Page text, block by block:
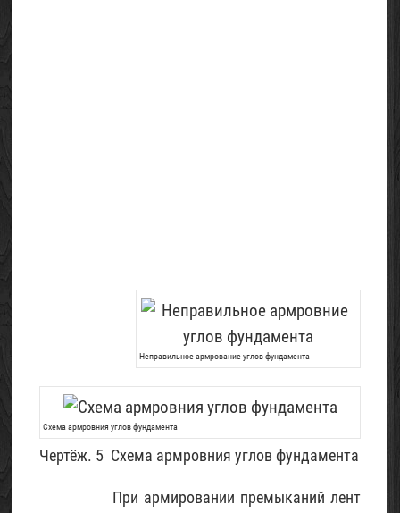
Неправильное армрование углов фундамента
Схема армровния углов фундамента
Чертёж. 5 Схема армровния углов фундамента
При армировании премыканий лент